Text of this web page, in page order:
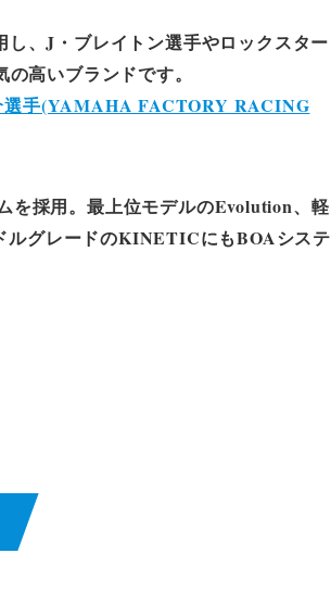
、J・ブレイトン選手やロックスター
高いブランドです。
選手(YAMAHA FACTORY RACING
を採用。最上位モデルのEvolution、軽
ルグレードのKINETICにもBOAシステ